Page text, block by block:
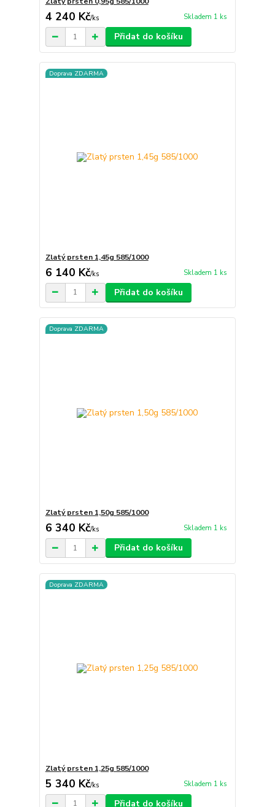
4 240 Kč/ks Skladem 1 ks
Přidat do košíku
Doprava ZDARMA
Zlatý prsten 1,45g 585/1000
6 140 Kč/ks Skladem 1 ks
Přidat do košíku
Doprava ZDARMA
Zlatý prsten 1,50g 585/1000
6 340 Kč/ks Skladem 1 ks
Přidat do košíku
Doprava ZDARMA
Zlatý prsten 1,25g 585/1000
5 340 Kč/ks Skladem 1 ks
Přidat do košíku